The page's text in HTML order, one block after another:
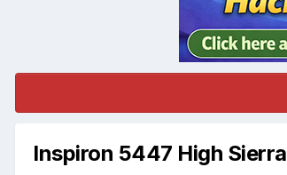
Inspiron 5447 High Sierra